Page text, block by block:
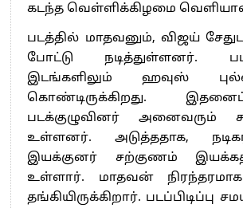
கடந்த வெள்ளிக்கிழமை
படத்தில் மாதவனும், விஜய்
போட்டு நடித்துள்ளனர்.
இடங்களிலும் ஹவுஸ்
கொண்டிருக்கிறது.
படக்குழுவினர் அனைவரும்
உள்ளனர். அடுத்ததாக,
இயக்குனர் சற்குணம்
உள்ளார். மாதவன்
தங்கியிருக்கிறார். படப்பிடிப்பு